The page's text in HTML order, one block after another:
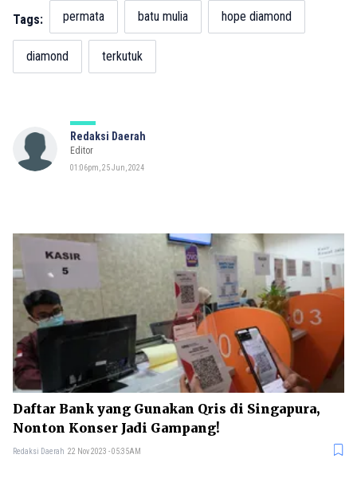
Tags: permata batu mulia hope diamond
diamond terkutuk
Redaksi Daerah
Editor
01:06pm, 25 Jun, 2024
Daftar Bank yang Gunakan Qris di Singapura,
Nonton Konser Jadi Gampang!
Redaksi Daerah 22 Nov 2023 - 05:35AM